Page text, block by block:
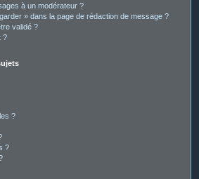
à un modérateur ?
» dans la page de rédaction de message ?
validé ?
?
?
?